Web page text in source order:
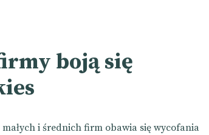
boją się
i średnich firm obawia się wycofania